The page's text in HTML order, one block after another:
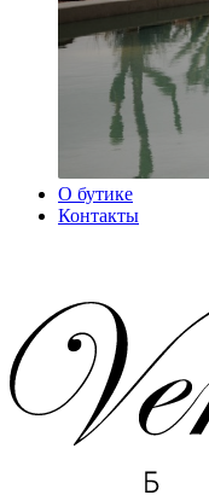
О бутике
Контакты